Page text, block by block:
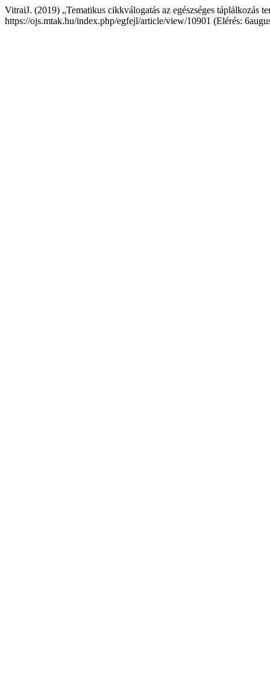
VitraiJ. (2019) „Tematikus cikkválogatás az egészséges táplálkozás
https://ojs.mtak.hu/index.php/egfejl/article/view/10901 (Elérés: